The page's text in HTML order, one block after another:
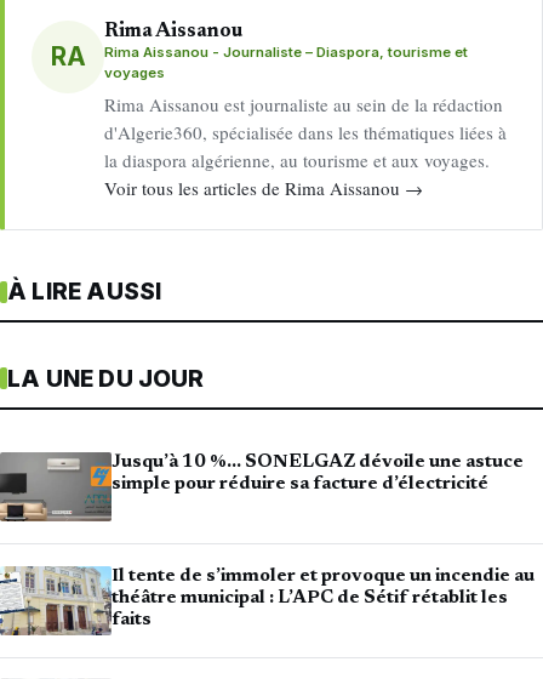
RA
Rima Aissanou
Rima Aissanou - Journaliste – Diaspora, tourisme et
voyages
Rima Aissanou est journaliste au sein de la rédaction
d'Algerie360, spécialisée dans les thématiques liées à
la diaspora algérienne, au tourisme et aux voyages.
Voir tous les articles de Rima Aissanou →
À LIRE AUSSI
LA UNE DU JOUR
Jusqu’à 10 %… SONELGAZ dévoile une astuce
simple pour réduire sa facture d’électricité
Il tente de s’immoler et provoque un incendie au
théâtre municipal : L’APC de Sétif rétablit les
faits